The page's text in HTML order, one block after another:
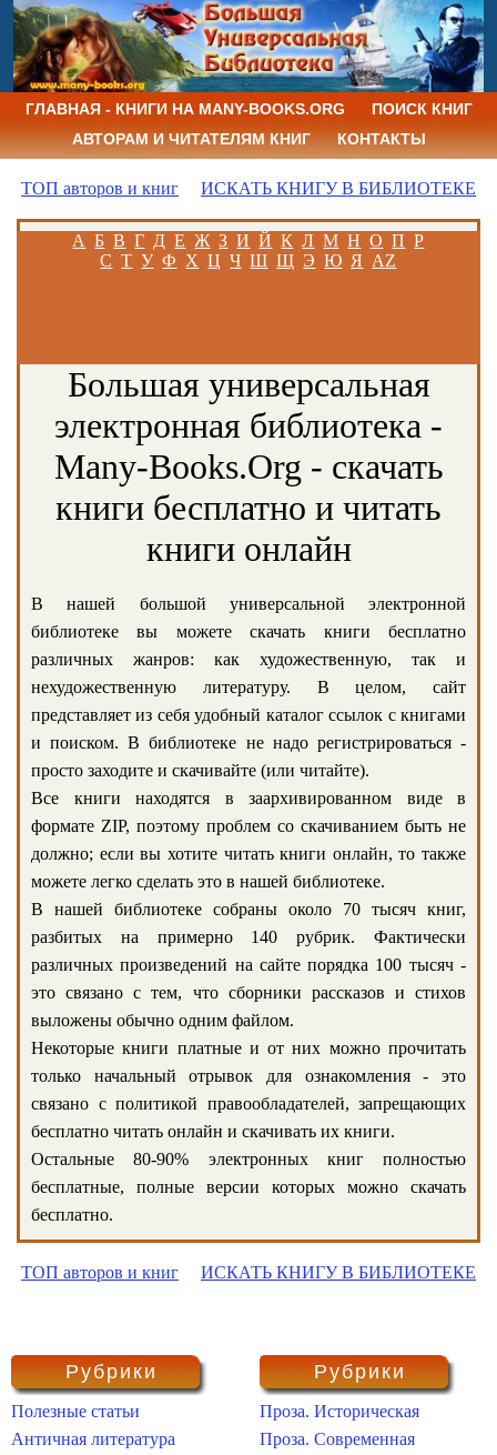
ГЛАВНАЯ - КНИГИ НА MANY-BOOKS.ORG
ПОИСК КНИГ
АВТОРАМ И ЧИТАТЕЛЯМ КНИГ
КОНТАКТЫ
ТОП авторов и книг ИСКАТЬ КНИГУ В БИБЛИОТЕКЕ
А Б В Г Д Е Ж З И Й К Л М Н О П Р
С Т У Ф Х Ц Ч Ш Щ Э Ю Я AZ
Большая универсальная
электронная библиотека -
Many-Books.Org - скачать
книги бесплатно и читать
книги онлайн
В нашей большой универсальной электронной
библиотеке вы можете скачать книги бесплатно
различных жанров: как художественную, так и
нехудожественную литературу. В целом, сайт
представляет из себя удобный каталог ссылок с книгами
и поиском. В библиотеке не надо регистрироваться -
просто заходите и скачивайте (или читайте).
Все книги находятся в заархивированном виде в
формате ZIP, поэтому проблем со скачиванием быть не
должно; если вы хотите читать книги онлайн, то также
можете легко сделать это в нашей библиотеке.
В нашей библиотеке собраны около 70 тысяч книг,
разбитых на примерно 140 рубрик. Фактически
различных произведений на сайте порядка 100 тысяч -
это связано с тем, что сборники рассказов и стихов
выложены обычно одним файлом.
Некоторые книги платные и от них можно прочитать
только начальный отрывок для ознакомления - это
связано с политикой правообладателей, запрещающих
бесплатно читать онлайн и скачивать их книги.
Остальные 80-90% электронных книг полностью
бесплатные, полные версии которых можно скачать
бесплатно.
ТОП авторов и книг ИСКАТЬ КНИГУ В БИБЛИОТЕКЕ
Рубрики
Полезные статьи
Античная литература
Рубрики
Проза. Историческая
Проза. Современная